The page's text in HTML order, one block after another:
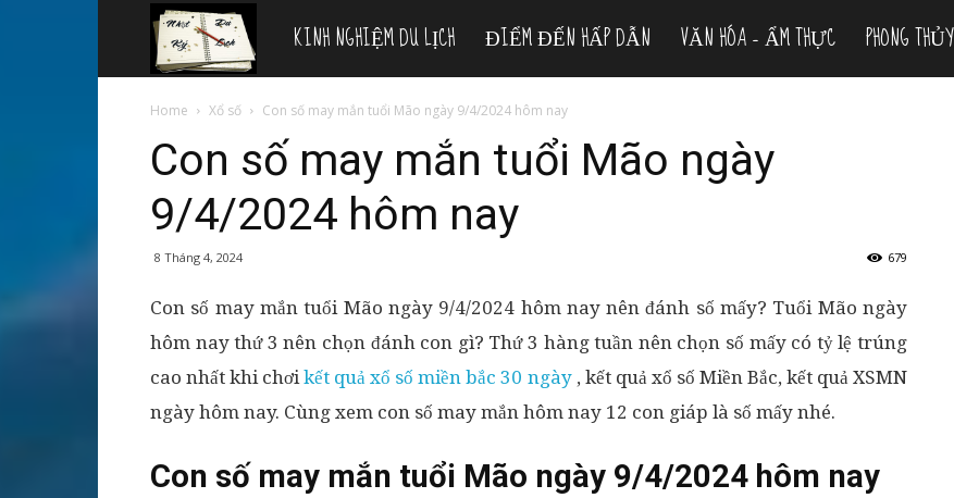
Nhật
ký
du
KINH NGHIỆM DU LỊCH ĐIỂM ĐẾN HẤP DẪN VĂN HÓA – ẨM THỰC PHONG THỦY
Home Xổ số Con số may mắn tuổi Mão ngày 9/4/2024 hôm nay
Con số may mắn tuổi Mão ngày
9/4/2024 hôm nay
8 Tháng 4, 2024 679
Con số may mắn tuổi Mão ngày 9/4/2024 hôm nay nên đánh số mấy? Tuổi Mão ngày
hôm nay thứ 3 nên chọn đánh con gì? Thứ 3 hàng tuần nên chọn số mấy có tỷ lệ trúng
cao nhất khi chơikết quả xổ số miền bắc 30 ngày, kết quả xổ số Miền Bắc, kết quả XSMN
ngày hôm nay. Cùng xem con số may mắn hôm nay 12 con giáp là số mấy nhé.
Con số may mắn tuổi Mão ngày 9/4/2024 hôm nay